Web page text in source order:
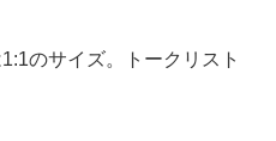
のサイズ。トークリスト